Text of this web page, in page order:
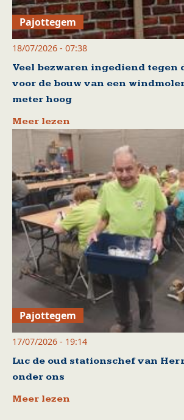
Pajottegem
18/07/2026 - 07:38
Veel bezwaren ingediend tegen
voor de bouw van een
meter hoog
Meer lezen
Pajottegem
17/07/2026 - 19:14
Luc de oud stationschef van
onder ons
Meer lezen